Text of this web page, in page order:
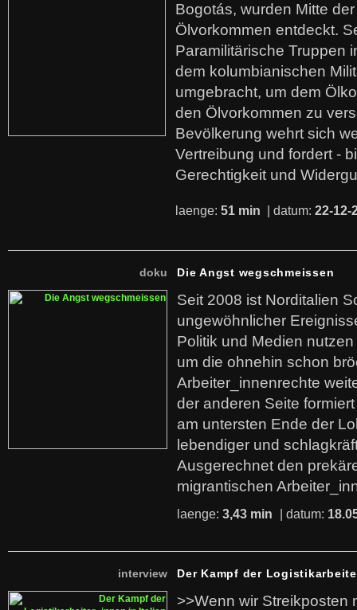
Bogotás, wurden Mitte
Ölvorkommen entdeckt.
Paramilitärische Truppen
dem kolumbianischen
umgebracht, um dem
den Ölvorkommen zu
Bevölkerung wehrt sich
Vertreibung und fordert -
Gerechtigkeit und
laenge: 51 min | datum: 22-12-
doku Die Angst wegschmeissen
Seit 2008 ist Norditalien
ungewöhnlicher
Politik und Medien
um die ohnehin schon
Arbeiter_innenrechte
der anderen Seite
am untersten Ende der
lebendiger und
Ausgerechnet den
migrantischen
laenge: 3,43 min | datum:
interview Der Kampf der
>>Wenn wir Streikposten